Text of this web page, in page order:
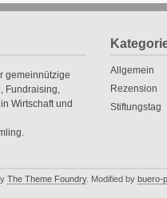
gemeinnützige
Fundraising,
Wirtschaft und
Allgemein
Rezension
Stiftungstag
The Theme Foundry. Modified by buero-